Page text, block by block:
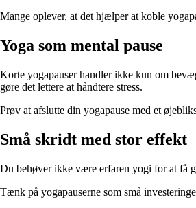
Mange oplever, at det hjælper at koble
Yoga som mental pause
Korte yogapauser handler ikke kun om
gøre det lettere at håndtere stress.
Prøv at afslutte din yogapause med et
Små skridt med stor effekt
Du behøver ikke være erfaren yogi for at få
Tænk på yogapauserne som små